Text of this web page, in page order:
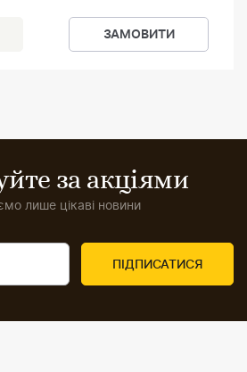
ЗАМОВИТИ
за акціями
лише цікаві новини